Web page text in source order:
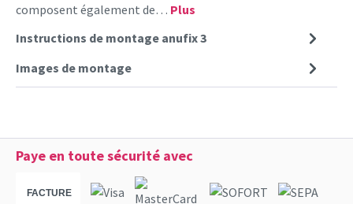
composent également de… Plus
Instructions de montage anufix 3
Images de montage
Paye en toute sécurité avec
FACTURE